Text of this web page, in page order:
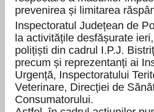
prevenirea și limitarea răs
Inspectoratul Județean de
la activitățile desfășurate
polițiști din cadrul I.P.J.
precum și reprezentanți ai
Urgență, Inspectoratului
Veterinare, Direcției de
Consumatorului.